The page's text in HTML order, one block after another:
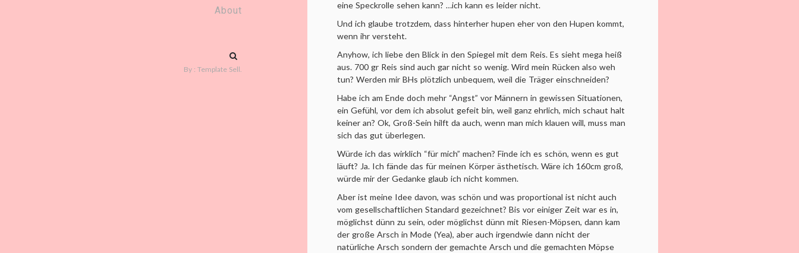
About
Suchen
nach:
By : Template Sell.
eine Speckrolle sehen kann? …ich kann es leider nicht.
Und ich glaube trotzdem, dass hinterher hupen eher von den Hupen kommt,
wenn ihr versteht.
Anyhow, ich liebe den Blick in den Spiegel mit dem Reis. Es sieht mega heiß
aus. 700 gr Reis sind auch gar nicht so wenig. Wird mein Rücken also weh
tun? Werden mir BHs plötzlich unbequem, weil die Träger einschneiden?
Habe ich am Ende doch mehr “Angst” vor Männern in gewissen Situationen,
ein Gefühl, vor dem ich absolut gefeit bin, weil ganz ehrlich, mich schaut halt
keiner an? Ok, Groß-Sein hilft da auch, wenn man mich klauen will, muss man
sich das gut überlegen.
Würde ich das wirklich “für mich” machen? Finde ich es schön, wenn es gut
läuft? Ja. Ich fände das für meinen Körper ästhetisch. Wäre ich 160cm groß,
würde mir der Gedanke glaub ich nicht kommen.
Aber ist meine Idee davon, was schön und was proportional ist nicht auch
vom gesellschaftlichen Standard gezeichnet? Bis vor einiger Zeit war es in,
möglichst dünn zu sein, oder möglichst dünn mit Riesen-Möpsen, dann kam
der große Arsch in Mode (Yea), aber auch irgendwie dann nicht der
natürliche Arsch sondern der gemachte Arsch und die gemachten Möpse